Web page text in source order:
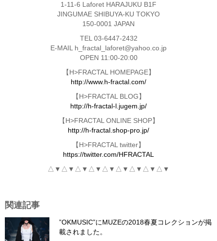
1-11-6 Laforet HARAJUKU B1F
JINGUMAE SHIBUYA-KU TOKYO
150-0001 JAPAN
TEL 03-6447-2432
E-MAIL h_fractal_laforet@yahoo.co.jp
OPEN 11:00-20:00
【H>FRACTAL HOMEPAGE】
http://www.h-fractal.com/
【H>FRACTAL BLOG】
http://h-fractal-l.jugem.jp/
【H>FRACTAL ONLINE SHOP】
http://h-fractal.shop-pro.jp/
【H>FRACTAL twitter】
https://twitter.com/HFRACTAL
△▼△▼△▼△▼△▼△▼△▼△▼△▼
関連記事
”OKMUSIC”にMUZEの2018春夏コレクションが掲
載されました。